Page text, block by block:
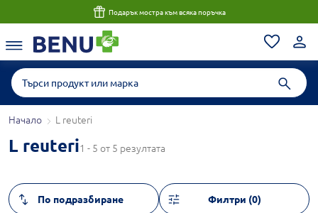
Подарък мостра към всяка поръчка
Начало L reuteri
L reuteri1 - 5 от 5 резултата
Филтри (0)